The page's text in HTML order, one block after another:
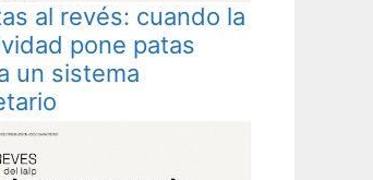
al revés: cuando la
pone patas
un sistema